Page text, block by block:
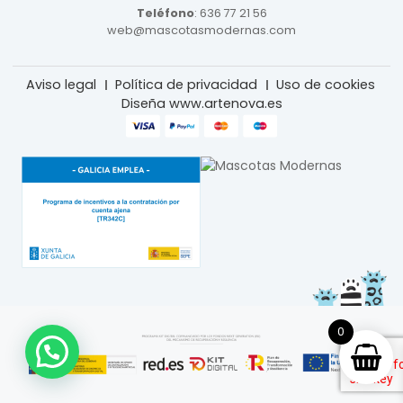
Teléfono: 636 77 21 56
web@mascotasmodernas.com
Aviso legal Política de privacidad
Uso de cookies
Diseña www.artenova.es
0